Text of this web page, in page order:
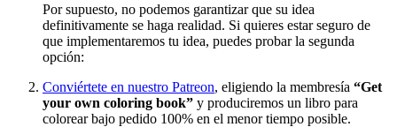
Por supuesto, no podemos garantizar que su idea
definitivamente se haga realidad. Si quieres estar seguro de
que implementaremos tu idea, puedes probar la segunda
opción:
Conviértete en nuestro Patreon, eligiendo la membresía “Get
your own coloring book” y produciremos un libro para
colorear bajo pedido 100% en el menor tiempo posible.